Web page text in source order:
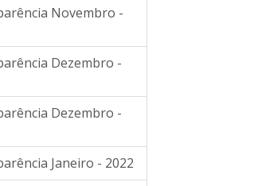
Novembro -
Dezembro -
Dezembro -
Janeiro - 2022